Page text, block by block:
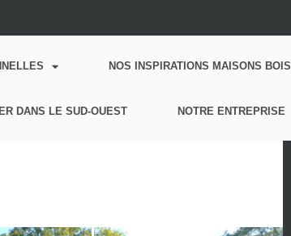
NOS INSPIRATIONS MAISONS BOIS
DANS LE SUD-OUEST NOTRE ENTREPRISE